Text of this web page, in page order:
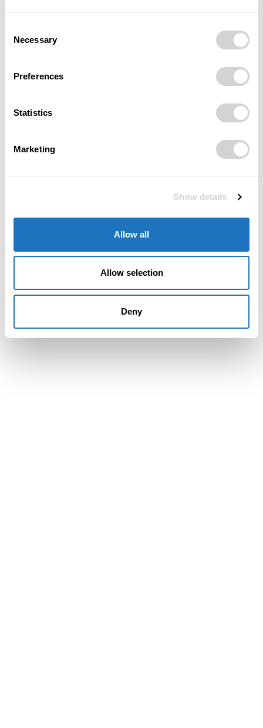
Selection
Necessary
Preferences
Statistics
Marketing
Show details
Allow all
Allow selection
Deny
elektroodpadu se loni získalo železo pro
zaznamenal rekordní návštěvnost 13 445
Bez umělé inteligence se energetika už
Průmysl,
technologie a
Elektromobil nestačí vidět. Musíte ho zažít.
EV Experience Days v Ostravě startují už
22/04/2026